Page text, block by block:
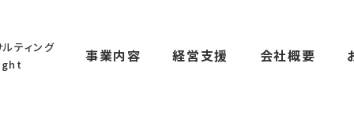
ティング
事業内容 経営支援 会社概要